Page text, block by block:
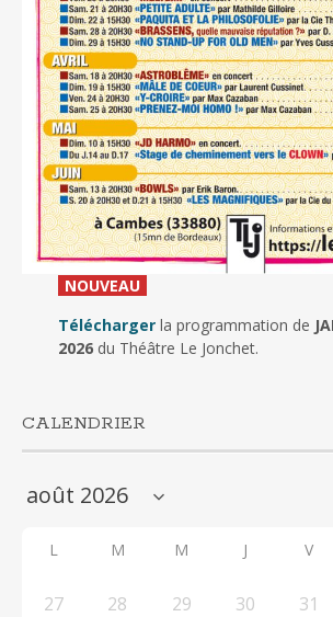
NOUVEAU_
Télécharger la programmation de
2026du Théâtre Le Jonchet.
CALENDRIER
L M M J V
27 28 29 30 31